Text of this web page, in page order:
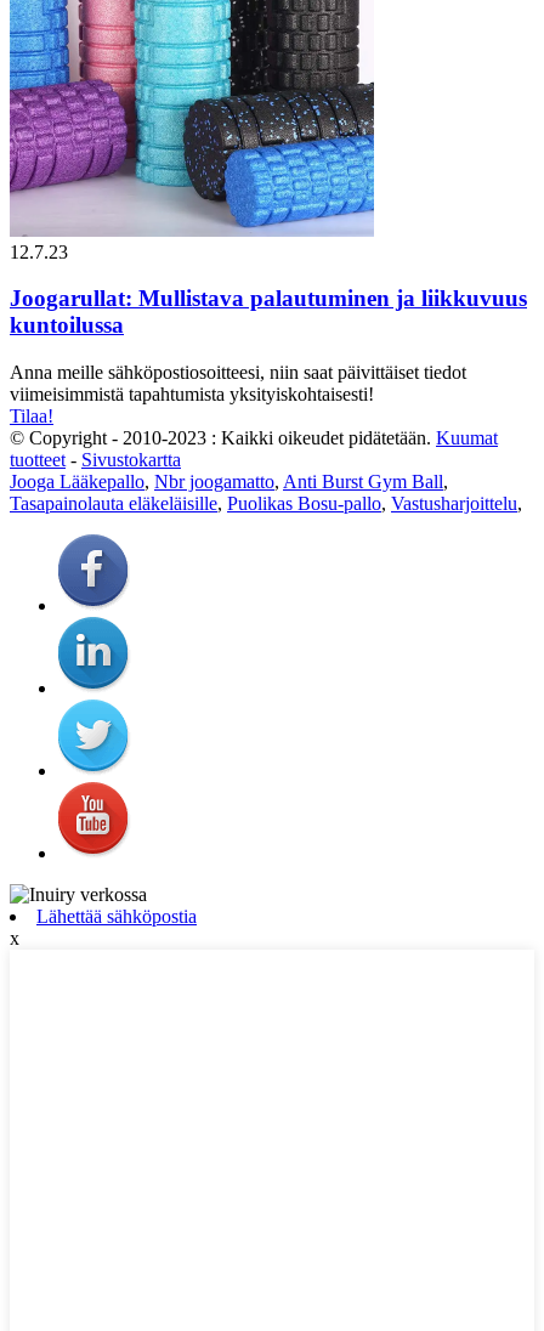
12.7.23
Joogarullat: Mullistava palautuminen ja liikkuvuus
kuntoilussa
Anna meille sähköpostiosoitteesi, niin saat päivittäiset tiedot
viimeisimmistä tapahtumista yksityiskohtaisesti!
Tilaa!
© Copyright - 2010-2023 : Kaikki oikeudet pidätetään. Kuumat
tuotteet - Sivustokartta
Jooga Lääkepallo, Nbr joogamatto, Anti Burst Gym Ball,
Tasapainolauta eläkeläisille, Puolikas Bosu-pallo, Vastusharjoittelu,
Lähettää sähköpostia
x